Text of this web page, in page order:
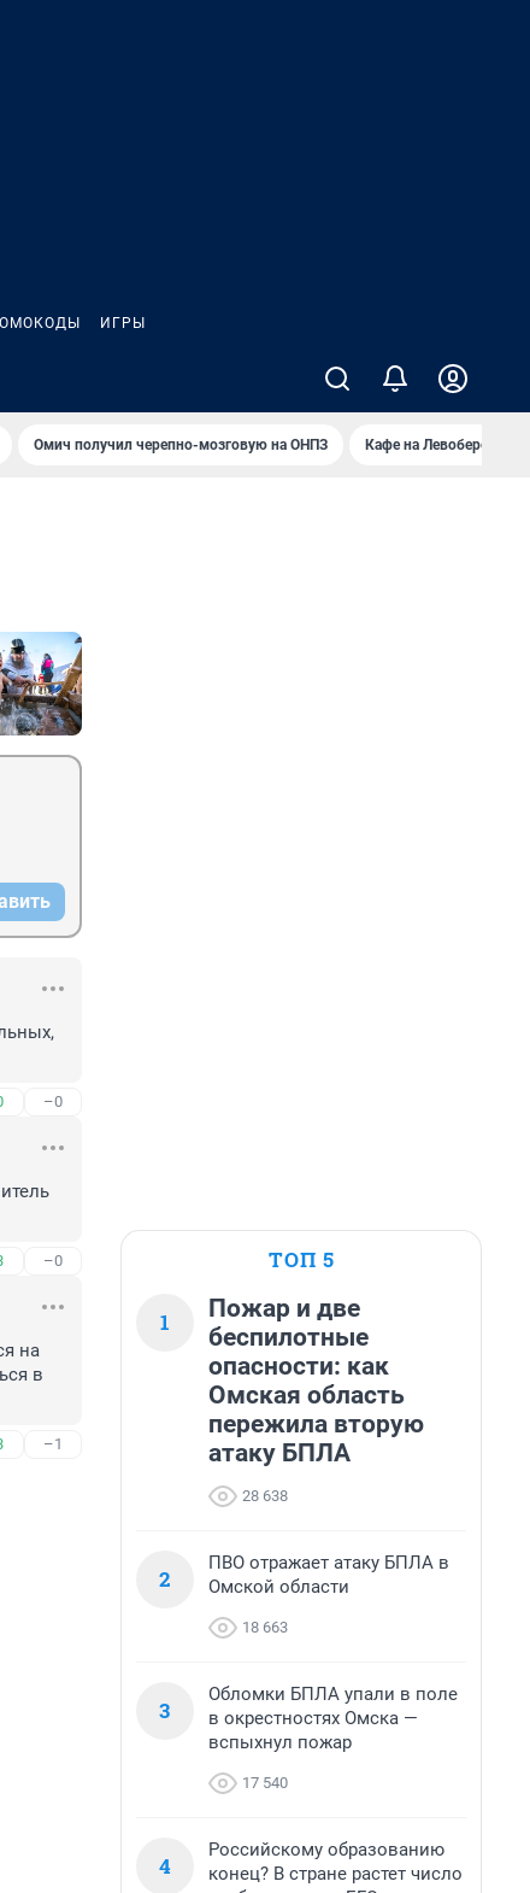
ИГРЫ
Омич получил черепно-мозговую на ОНПЗ Кафе на Левобережье
–0
–0
на
в
–1
ТОП 5
1
Пожар и две
беспилотные
опасности: как
Омская область
пережила вторую
атаку БПЛА
28 638
2
ПВО отражает атаку БПЛА в
Омской области
18 663
3
Обломки БПЛА упали в поле
в окрестностях Омска —
вспыхнул пожар
17 540
4
Российскому образованию
конец? В стране растет число